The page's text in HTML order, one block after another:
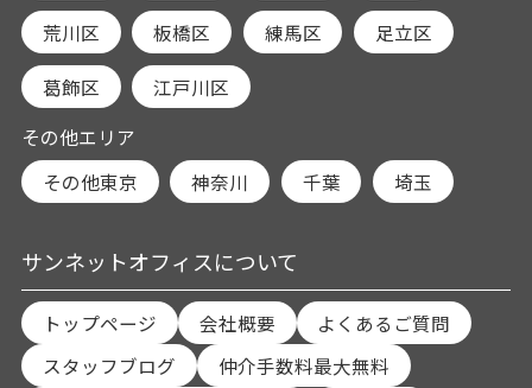
荒川区 板橋区 練馬区 足立区
葛飾区
江戸川区
その他エリア
その他東京
神奈川 千葉 埼玉
サンネットオフィスについて
トップページ 会社概要
よくあるご質問
スタッフブログ
仲介手数料最大無料